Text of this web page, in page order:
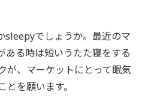
でしょうか。最近のマ
ある時は短いうたた寝をする
が、マーケットにとって眠気
を願います。